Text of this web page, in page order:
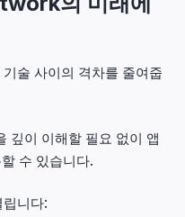
술 사이의 격차를 줄여줍
깊이 이해할 필요 없이 앱
수 있습니다.
니다: